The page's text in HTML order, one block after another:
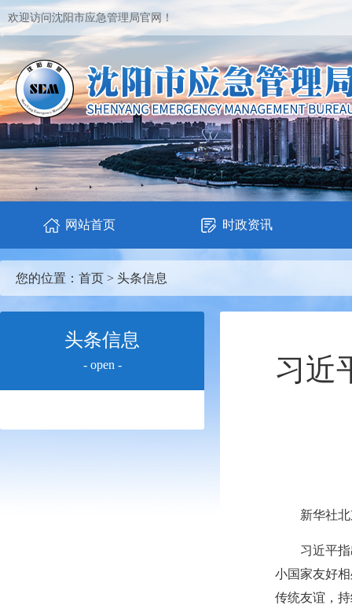
欢迎访问沈阳市应急管理局官网！
网站首页 时政资讯
您的位置： 首页 > 头条信息
头条信息
- open - 习近
新华社
习近平
小国家友好
传统友谊，